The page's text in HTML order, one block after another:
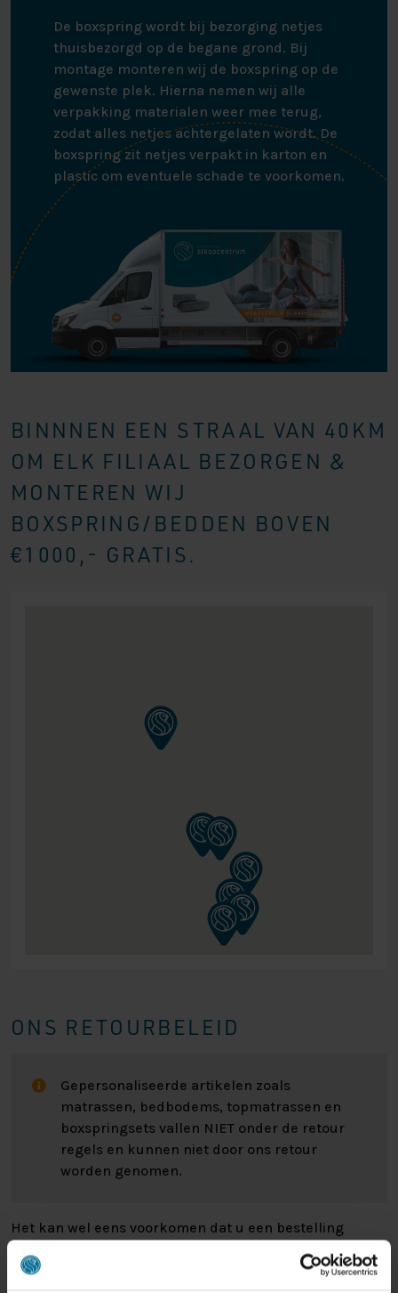
De boxspring wordt bij bezorging netjes
thuisbezorgd op de begane grond. Bij
montage monteren wij de boxspring op de
gewenste plek. Hierna nemen wij alle
verpakking materialen weer mee terug,
zodat alles netjes achtergelaten wordt. De
boxspring zit netjes verpakt in karton en
plastic om eventuele schade te voorkomen.
BINNNEN EEN STRAAL VAN 40KM
OM ELK FILIAAL BEZORGEN &
MONTEREN WIJ
BOXSPRING/BEDDEN BOVEN
€1000,- GRATIS.
ONS RETOURBELEID
Gepersonaliseerde artikelen zoals
matrassen, bedbodems, topmatrassen en
boxspringsets vallen NIET onder de retour
regels en kunnen niet door ons retour
worden genomen.
Het kan wel eens voorkomen dat u een bestelling
retour wilt sturen. Wellicht omdat het product toch niet
bevalt of misschien dat er een andere reden is waarom